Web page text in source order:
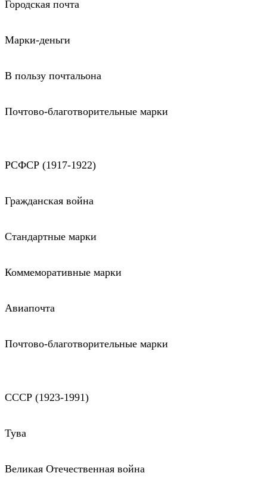
Городская почта
Марки-деньги
В пользу почтальона
Почтово-благотворительные марки
РСФСР (1917-1922)
Гражданская война
Стандартные марки
Коммеморативные марки
Авиапочта
Почтово-благотворительные марки
СССР (1923-1991)
Тува
Великая Отечественная война